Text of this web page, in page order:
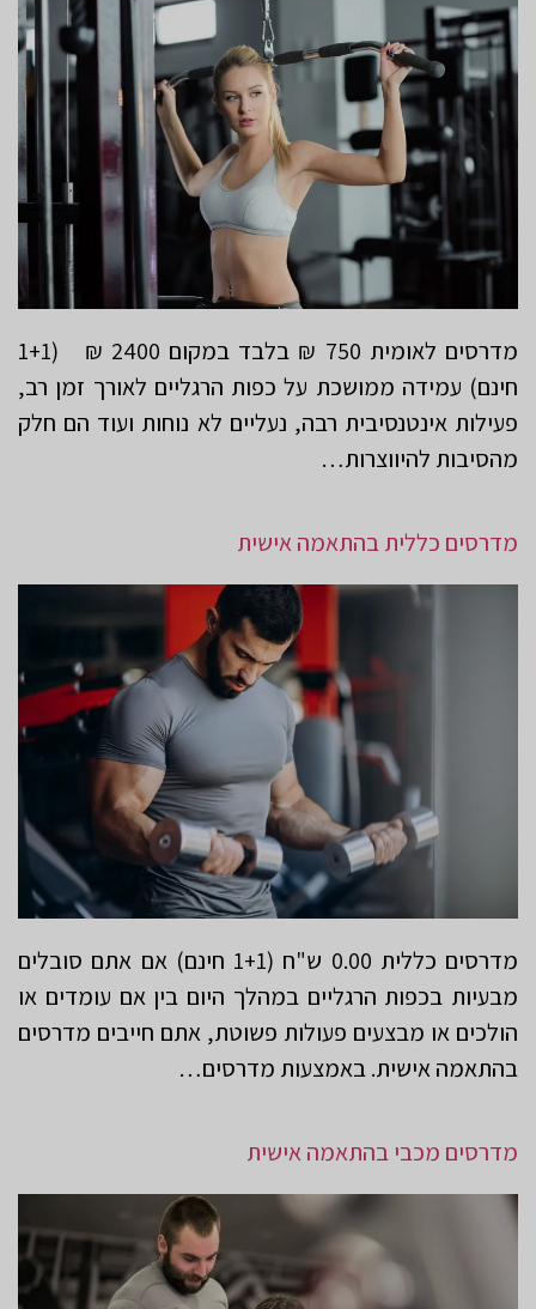
מדרסים לאומית 750 ₪ בלבד במקום 2400 ₪ (1+1
חינם) עמידה ממושכת על כפות הרגליים לאורך זמן רב,
פעילות אינטנסיבית רבה, נעליים לא נוחות ועוד הם חלק
מהסיבות להיווצרות…
מדרסים כללית בהתאמה אישית
מדרסים כללית 0.00 ש"ח (1+1 חינם) אם אתם סובלים
מבעיות בכפות הרגליים במהלך היום בין אם עומדים או
הולכים או מבצעים פעולות פשוטת, אתם חייבים מדרסים
בהתאמה אישית. באמצעות מדרסים…
מדרסים מכבי בהתאמה אישית